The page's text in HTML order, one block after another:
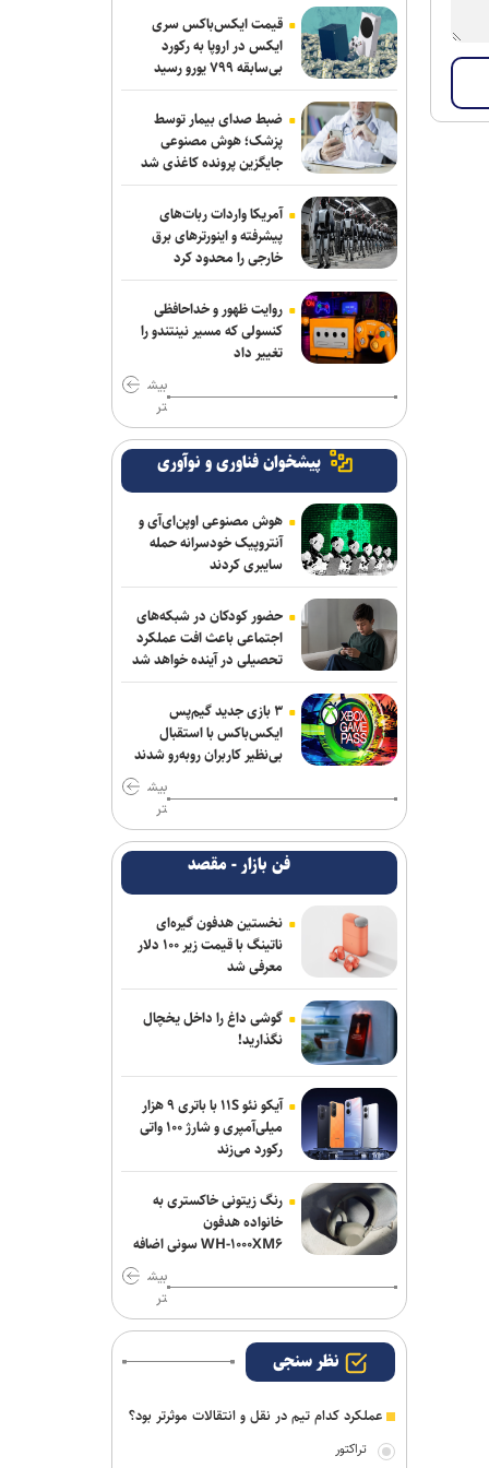
ربیعی سرمربی شاهین بندرعامری شد
اعلام اسامی نامزدهای تایید صلاحیت شده
ریاست فدراسیون بدنسازی و پرورش اندام/
حضور عضو هیات مدیره پرسپولیس
کلباسی به چادرملو پیوست
عالیشاه در یک قدمی گل‌گهر
باقری قراردادش را با پیکان تمدید کرد
روزنامه‌های ورزشی چهارشنبه ۱۴ مرداد
۱۴۰۵
روزنامه های ورزشی پنجشنبه ۱۵ مرداد
۱۴۰۵
خانلرخانی: پاداش تکواندوکاران با تلاشی
می‌کنند همخوانی ندارد/ سلیمی: کار اصلی
من برای ناگویا از دو تورنمنت بعد آغاز
می‌شود/ برخورداری: قانون سرباز قهرمان
کمک خوبی است+فیلم
برزگر: همای سعادت روی دوش تارتار
نشسته است/ عیار واقعی پرسپولیس از
هفته پنجم به بعد مشخص می‌شود
فریدونی: دلیل بسته ماندن پنجره استقلال
۴ فسخ غیر موجه در دو سال بوده است/
نعمت‌پور بعد از قبول مسئولیت سپاهان در
لیگ برتر فرنگی: اولویت‌مان در سال اول
مس رفسنجان منتظر رأی CAS/ آغاز
تمرینات نارنجی پوشان از هفته آینده
صنعت نفت مهاجم مس شهر بابک را
جذب کرد
دروازه‌بان‌های سابق پرسپولیس و تراکتور به
شمس آذر پیوستند
قیمت ایکس‌باکس سری
ایکس در اروپا به رکورد
بی‌سابقه ۷۹۹ یورو رسید
ضبط صدای بیمار توسط
پزشک؛ هوش مصنوعی
جایگزین پرونده کاغذی شد
آمریکا واردات ربات‌های
پیشرفته و اینورترهای برق
خارجی را محدود کرد
روایت ظهور و خداحافظی
کنسولی که مسیر نینتندو را
تغییر داد
بیش
تر
پیشخوان فناوری و نوآوری
هوش مصنوعی اوپن‌ای‌آی و
آنتروپیک خودسرانه حمله
سایبری کردند
حضور کودکان در شبکه‌های
اجتماعی باعث افت عملکرد
تحصیلی در آینده خواهد شد
۳ بازی جدید گیم‌پس
ایکس‌باکس با استقبال
بی‌نظیر کاربران روبه‌رو شدند
بیش
تر
فن بازار - مقصد
نخستین هدفون گیره‌ای
ناتینگ با قیمت زیر ۱۰۰ دلار
معرفی شد
گوشی داغ را داخل یخچال
نگذارید!
آیکو نئو ۱۱S با باتری ۹ هزار
میلی‌آمپری و شارژ ۱۰۰ واتی
رکورد می‌زند
رنگ زیتونی خاکستری به
خانواده هدفون
WH-۱۰۰۰XM۶ سونی اضافه
بیش
تر
نظر سنجی
عملکرد کدام تیم در نقل و انتقالات موثرتر بود؟
تراکتور